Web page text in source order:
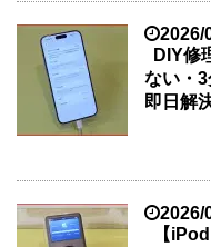
2026/
DIY修
ない・
即日解
2026/
【